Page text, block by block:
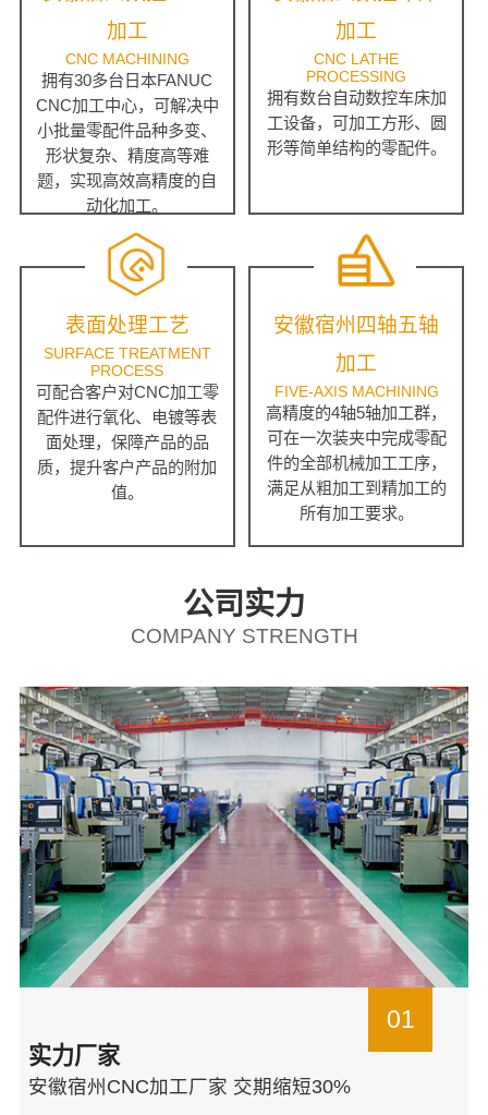
加工
CNC MACHINING
拥有30多台日本FANUC
CNC加工中心，可解决中
小批量零配件品种多变、
形状复杂、精度高等难
题，实现高效高精度的自
动化加工。
加工
CNC LATHE
PROCESSING
拥有数台自动数控车床加
工设备，可加工方形、圆
形等简单结构的零配件。
表面处理工艺
SURFACE TREATMENT
PROCESS
可配合客户对CNC加工零
配件进行氧化、电镀等表
面处理，保障产品的品
质，提升客户产品的附加
值。
安徽宿州四轴五轴
加工
FIVE-AXIS MACHINING
高精度的4轴5轴加工群，
可在一次装夹中完成零配
件的全部机械加工工序，
满足从粗加工到精加工的
所有加工要求。
公司实力
COMPANY STRENGTH
01
实力厂家
安徽宿州CNC加工厂家 交期缩短30%